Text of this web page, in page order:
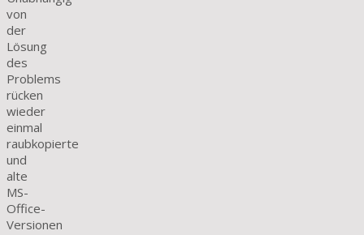
von
der
Lösung
des
Problems
rücken
wieder
einmal
raubkopierte
und
alte
MS-
Office-
Versionen